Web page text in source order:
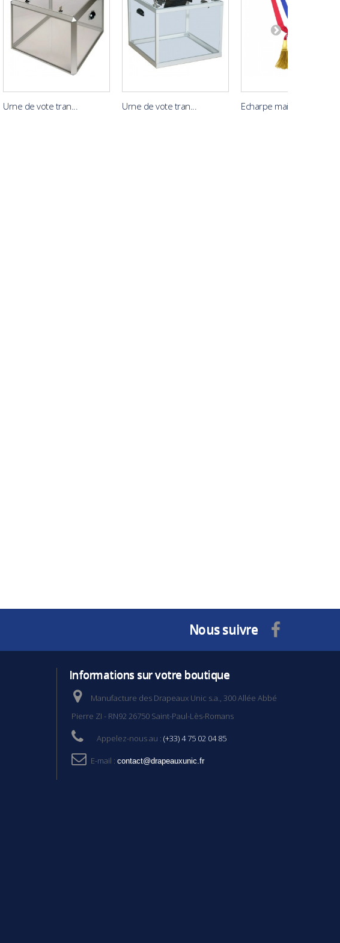
Urne de vote tran... Urne de vote tran... Echarpe maire tri...
Nous suivre
Informations sur votre boutique
Manufacture des Drapeaux Unic s.a., 300 Allée Abbé
Pierre ZI - RN92 26750 Saint-Paul-Lès-Romans
Appelez-nous au : (+33) 4 75 02 04 85
E-mail : contact@drapeauxunic.fr